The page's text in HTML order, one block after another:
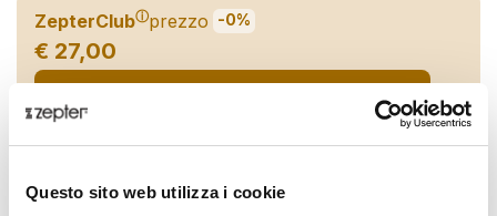
Questo sito web utilizza i cookie
ZepterClubⓘprezzo -0%
€ 27,00
Aggiungi al carrello e verifica il tuo sconto
Temporaneamente non disponibile